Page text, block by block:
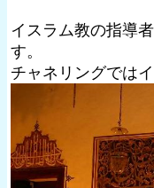
イスラム教の指導
す。
チャネリングでは